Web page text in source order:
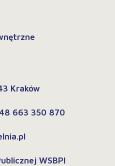
Kraków
663 350 870
WSBPI